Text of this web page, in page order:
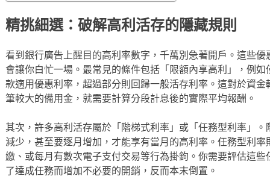
精挑細選：破解高利活存的隱藏規則
看到銀行廣告上醒目的高利率數字，千萬別急著開戶。這些
會讓你白忙一場。最常見的條件包括「限額內享高利」，例
款適用優惠利率，超過部分則回歸一般活存利率。這對於資
筆較大的備用金，就需要計算分段計息後的實際平均報酬。
其次，許多高利活存屬於「階梯式利率」或「任務型利率」
減少，甚至要逐月增加，才能享有當月的高利率。任務型利
繳、或每月有數次電子支付交易等行為掛鉤。你需要評估這
了達成任務而增加不必要的開銷，反而本末倒置。